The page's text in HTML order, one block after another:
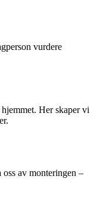
vurdere
Her skaper vi
av monteringen –